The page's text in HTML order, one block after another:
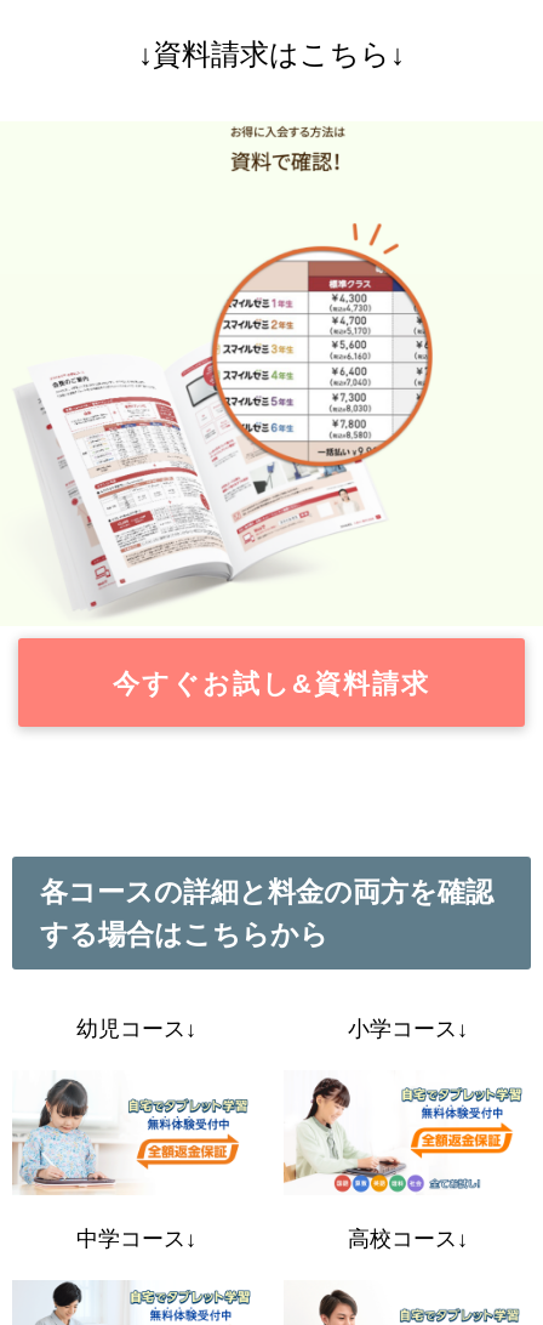
↓資料請求はこちら↓
今すぐお試し&資料請求
各コースの詳細と料金の両方を確認
する場合はこちらから
幼児コース↓ 小学コース↓
中学コース↓ 高校コース↓